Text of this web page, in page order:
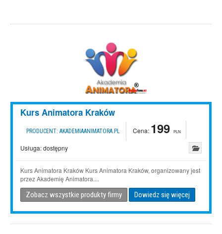
Kurs Animatora Kraków
PRODUCENT: AKADEMIAANIMATORA.PL Cena: 199 PLN
Usługa:dostępny
Kurs Animatora Kraków Kurs Animatora Kraków, organizowany jest
przez Akademię Animatora....
Zobacz wszystkie produkty firmy Dowiedz się więcej